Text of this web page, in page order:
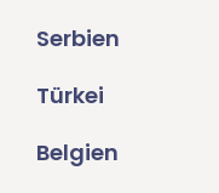
Serbien
Türkei
Belgien